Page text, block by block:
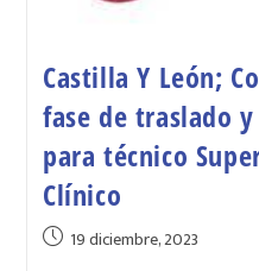
Castilla Y León;
fase de traslado
para técnico
Clínico
19 diciembre, 2023